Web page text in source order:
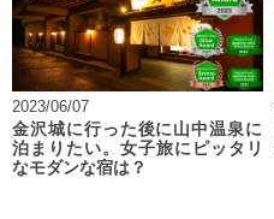
2023/06/07
金沢城に行った後に山中温泉に
泊まりたい。女子旅にピッタリ
なモダンな宿は？